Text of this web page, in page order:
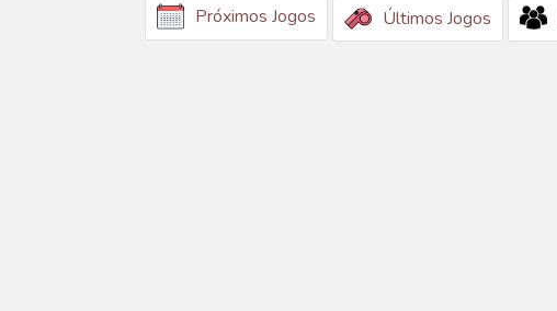
Próximos Jogos Últimos Jogos